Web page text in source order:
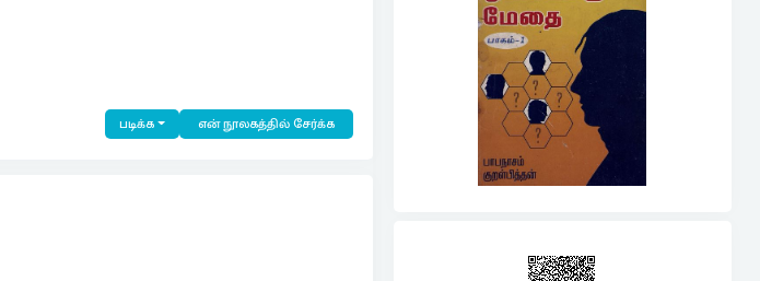
படிக்க என் நூலகத்தில் சேர்க்க